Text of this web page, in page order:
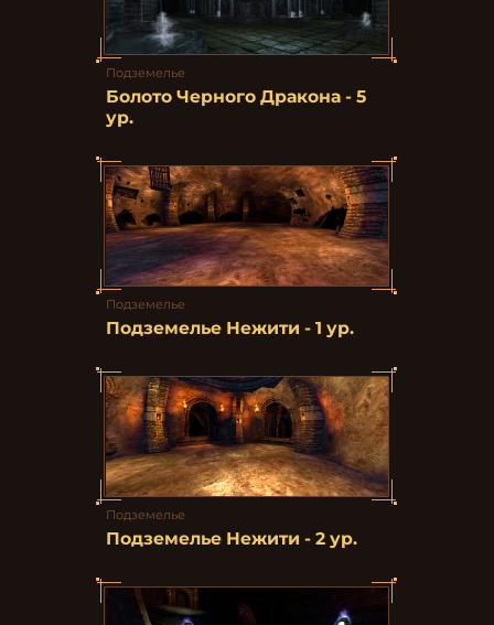
Подземелье
Болото Черного Дракона - 5
ур.
Подземелье
Подземелье Нежити - 1 ур.
Подземелье
Подземелье Нежити - 2 ур.